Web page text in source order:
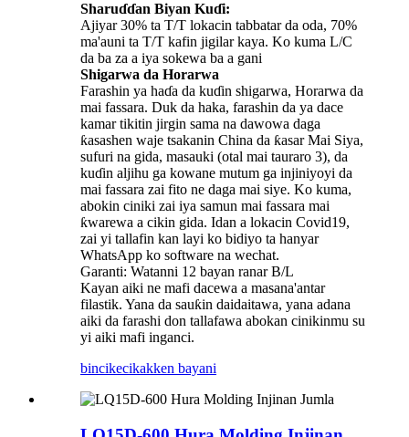
Sharuɗɗan Biyan Kuɗi:
Ajiyar 30% ta T/T lokacin tabbatar da oda, 70%
ma'auni ta T/T kafin jigilar kaya. Ko kuma L/C
da ba za a iya sokewa ba a gani
Shigarwa da Horarwa
Farashin ya haɗa da kuɗin shigarwa, Horarwa da
mai fassara. Duk da haka, farashin da ya dace
kamar tikitin jirgin sama na dawowa daga
ƙasashen waje tsakanin China da ƙasar Mai Siya,
sufuri na gida, masauki (otal mai tauraro 3), da
kuɗin aljihu ga kowane mutum ga injiniyoyi da
mai fassara zai fito ne daga mai siye. Ko kuma,
abokin ciniki zai iya samun mai fassara mai
ƙwarewa a cikin gida. Idan a lokacin Covid19,
zai yi tallafin kan layi ko bidiyo ta hanyar
WhatsApp ko software na wechat.
Garanti: Watanni 12 bayan ranar B/L
Kayan aiki ne mafi dacewa a masana'antar
filastik. Yana da sauƙin daidaitawa, yana adana
aiki da farashi don tallafawa abokan cinikinmu su
yi aiki mafi inganci.
bincikecikakken bayani